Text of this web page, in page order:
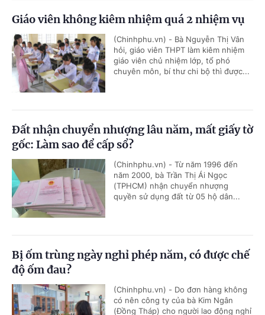
Giáo viên không kiêm nhiệm quá 2 nhiệm vụ
(Chinhphu.vn) - Bà Nguyễn Thị Vân
hỏi, giáo viên THPT làm kiêm nhiệm
giáo viên chủ nhiệm lớp, tổ phó
chuyên môn, bí thư chi bộ thì được...
Đất nhận chuyển nhượng lâu năm, mất giấy tờ
gốc: Làm sao để cấp sổ?
(Chinhphu.vn) - Từ năm 1996 đến
năm 2000, bà Trần Thị Ái Ngọc
(TPHCM) nhận chuyển nhượng
quyền sử dụng đất từ 05 hộ dân...
Bị ốm trùng ngày nghỉ phép năm, có được chế
độ ốm đau?
(Chinhphu.vn) - Do đơn hàng không
có nên công ty của bà Kim Ngân
(Đồng Tháp) cho người lao động nghỉ